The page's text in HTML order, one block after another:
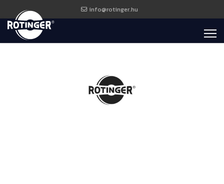
info@rotinger.hu